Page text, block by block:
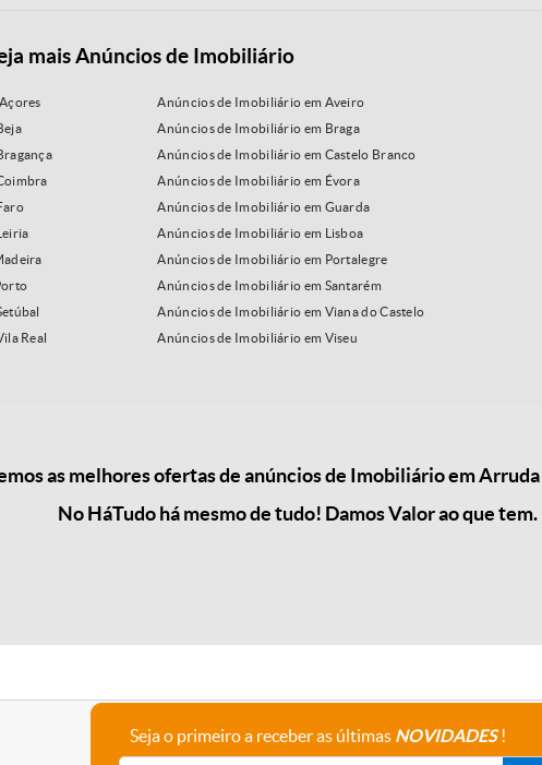
mais Anúncios de Imobiliário
Anúncios de Imobiliário em Aveiro
Anúncios de Imobiliário em Braga
Anúncios de Imobiliário em Castelo Branco
Anúncios de Imobiliário em Évora
Anúncios de Imobiliário em Guarda
Anúncios de Imobiliário em Lisboa
Anúncios de Imobiliário em Portalegre
Anúncios de Imobiliário em Santarém
Anúncios de Imobiliário em Viana do Castelo
Real
Anúncios de Imobiliário em Viseu
as melhores ofertas de anúncios de Imobiliário em
No HáTudo há mesmo de tudo! Damos Valor ao que tem.
A empresa
Seja o primeiro a receber as últimas NOVIDADES!